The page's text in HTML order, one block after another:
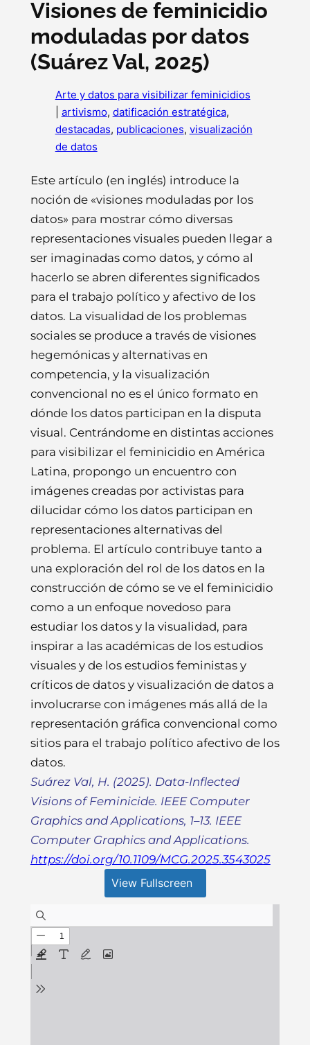
Visiones de feminicidio
moduladas por datos
(Suárez Val, 2025)
Arte y datos para visibilizar feminicidios
artivismo, datificación estratégica
destacadas, publicaciones, visualización
de datos
Este artículo (en inglés) introduce la
noción de «visiones moduladas por los
datos» para mostrar cómo diversas
representaciones visuales pueden llegar a
ser imaginadas como datos, y cómo al
hacerlo se abren diferentes significados
para el trabajo político y afectivo de los
datos. La visualidad de los problemas
sociales se produce a través de visiones
hegemónicas y alternativas en
competencia, y la visualización
convencional no es el único formato en
dónde los datos participan en la disputa
visual. Centrándome en distintas acciones
para visibilizar el feminicidio en América
Latina, propongo un encuentro con
imágenes creadas por activistas para
dilucidar cómo los datos participan en
representaciones alternativas del
problema. El artículo contribuye tanto a
una exploración del rol de los datos en la
construcción de cómo se ve el feminicidio
como a un enfoque novedoso para
estudiar los datos y la visualidad, para
inspirar a las académicas de los estudios
visuales y de los estudios feministas y
críticos de datos y visualización de datos a
involucrarse con imágenes más allá de la
representación gráfica convencional como
sitios para el trabajo político afectivo de los
datos.
Suárez Val, H. (2025). Data-Inflected
Visions of Feminicide. IEEE Computer
Graphics and Applications, 1–13. IEEE
Computer Graphics and Applications.
https://doi.org/10.1109/MCG.2025.3543025
View Fullscreen